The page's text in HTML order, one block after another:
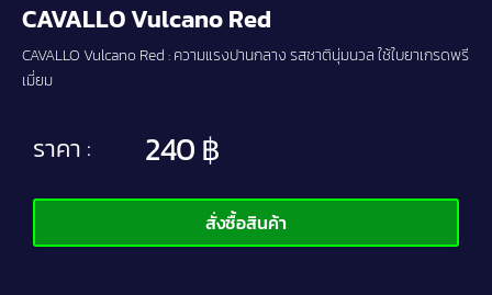
CAVALLO Vulcano Red
CAVALLO Vulcano Red : ความแรงปานกลาง รสชาตินุ่มนวล ใช้ใบยาเกรดพรี
เมี่ยม
ราคา : 240฿
สั่งซื้อสินค้า